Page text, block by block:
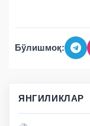
Бўлишмоқ:
ЯНГИЛИКЛАР